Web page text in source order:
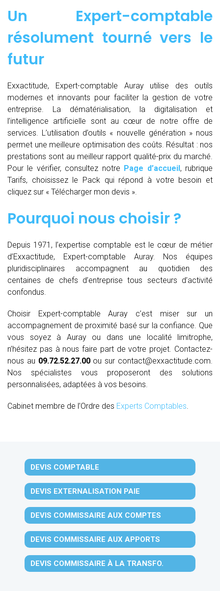
Un Expert-comptable
résolument tourné vers le
futur
Exxactitude, Expert-comptable Auray utilise des outils
modernes et innovants pour faciliter la gestion de votre
entreprise. La dématérialisation, la digitalisation et
l’intelligence artificielle sont au cœur de notre offre de
services. L’utilisation d’outils « nouvelle génération » nous
permet une meilleure optimisation des coûts. Résultat : nos
prestations sont au meilleur rapport qualité-prix du marché.
Pour le vérifier, consultez notre Page d’accueil, rubrique
Tarifs, choisissez le Pack qui répond à votre besoin et
cliquez sur « Télécharger mon devis ».
Pourquoi nous choisir ?
Depuis 1971, l’expertise comptable est le cœur de métier
d’Exxactitude, Expert-comptable Auray. Nos équipes
pluridisciplinaires accompagnent au quotidien des
centaines de chefs d’entreprise tous secteurs d’activité
confondus.
Choisir Expert-comptable Auray c’est miser sur un
accompagnement de proximité basé sur la confiance. Que
vous soyez à Auray ou dans une localité limitrophe,
n’hésitez pas à nous faire part de votre projet. Contactez-
nous au 09.72.52.27.00ou sur contact@exxactitude.com.
Nos spécialistes vous proposeront des solutions
personnalisées, adaptées à vos besoins.
Cabinet membre de l’Ordre des Experts Comptables
DEVIS COMPTABLE
DEVIS EXTERNALISATION PAIE
DEVIS COMMISSAIRE AUX COMPTES
DEVIS COMMISSAIRE AUX APPORTS
DEVIS COMMISSAIRE À LA TRANSFO.